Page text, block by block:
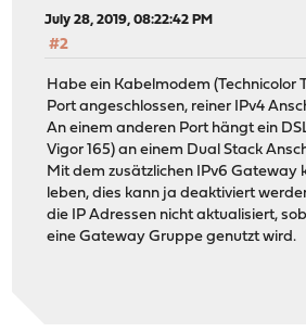
July 28, 2019, 08:22:42 PM
#2
Habe ein Kabelmodem (Technicolor
Port angeschlossen, reiner IPv4
An einem anderen Port hängt ein
Vigor 165) an einem Dual Stack
Mit dem zusätzlichen IPv6 Gateway
leben, dies kann ja deaktiviert
die IP Adressen nicht aktualisiert,
eine Gateway Gruppe genutzt wird.